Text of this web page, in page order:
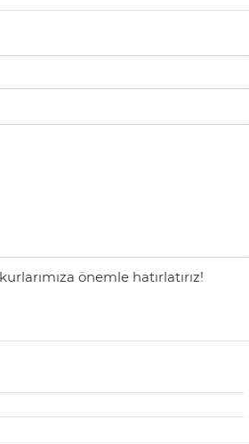
önemle hatırlatırız!
Abdullah ULUYURT